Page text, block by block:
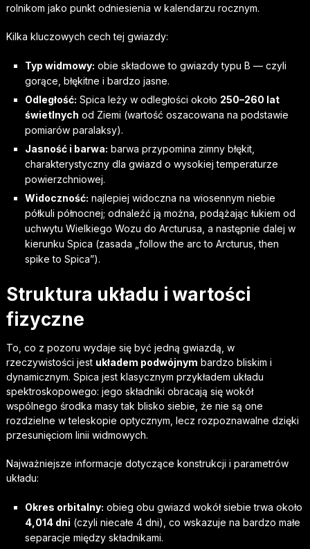
rolnikom jako punkt odniesienia w kalendarzu rocznym.
Kilka kluczowych cech tej gwiazdy:
Typ widmowy: obie składowe to gwiazdy typu B — czyli
gorące, błękitne i bardzo jasne.
Odległość: Spica leży w odległości około 250–260 lat
świetlnych od Ziemi (wartość oszacowana na podstawie
pomiarów paralaksy).
Jasność i barwa: barwa przypomina zimny błękit,
charakterystyczny dla gwiazd o wysokiej temperaturze
powierzchniowej.
Widoczność: najlepiej widoczna na wiosennym niebie
półkuli północnej; odnaleźć ją można, podążając łukiem od
uchwytu Wielkiego Wozu do Arcturusa, a następnie dalej w
kierunku Spica (zasada „follow the arc to Arcturus, then
spike to Spica”).
Struktura układu i wartości
fizyczne
To, co z pozoru wydaje się być jedną gwiazdą, w
rzeczywistości jest układem podwójnym bardzo bliskim i
dynamicznym. Spica jest klasycznym przykładem układu
spektroskopowego: jego składniki obracają się wokół
wspólnego środka masy tak blisko siebie, że nie są one
rozdzielne w teleskopie optycznym, lecz rozpoznawalne dzięki
przesunięciom linii widmowych.
Najważniejsze informacje dotyczące konstrukcji i parametrów
układu:
Okres orbitalny: obieg obu gwiazd wokół siebie trwa około
4,014 dni (czyli niecałe 4 dni), co wskazuje na bardzo małe
separacje między składnikami.